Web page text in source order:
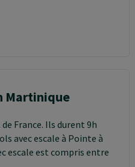
Martinique
France. Ils durent 9h
avec escale à Pointe à
escale est compris entre